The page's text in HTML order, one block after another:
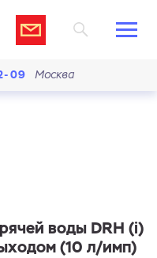
09 Москва
воды DRH (i)
(10 л/имп)